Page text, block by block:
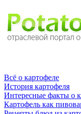
Всё о картофеле
История картофеля
Интересные факты о
Картофель как